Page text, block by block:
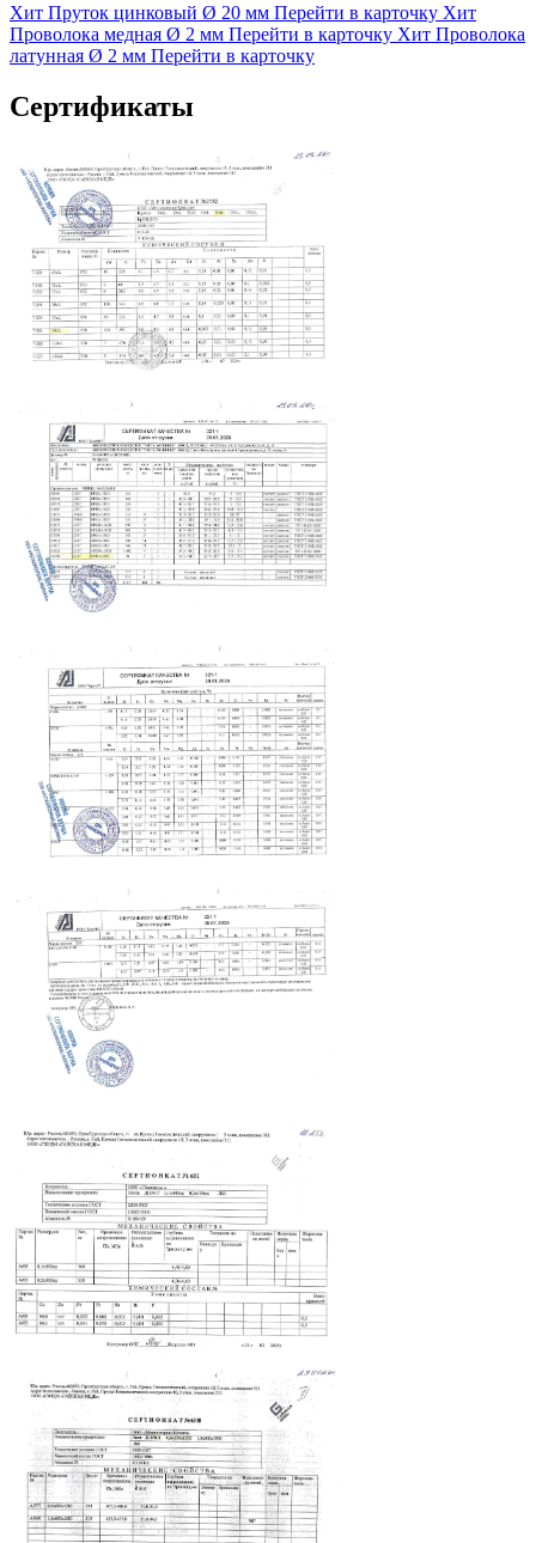
Хит Пруток цинковый Ø 20 мм Перейти в карточку Хит
Проволока медная Ø 2 мм Перейти в карточку Хит Проволока
латунная Ø 2 мм Перейти в карточку
Сертификаты